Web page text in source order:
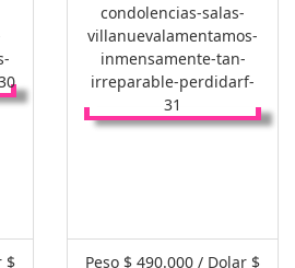
$
Peso $ 490.000 / Dolar $